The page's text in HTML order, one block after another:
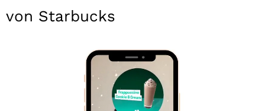
von Starbucks